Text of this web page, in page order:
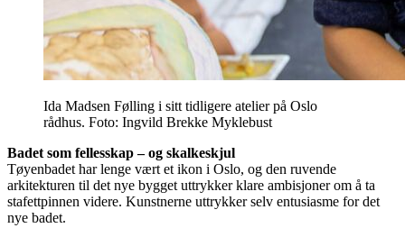
Ida Madsen Følling i sitt tidligere atelier på Oslo
rådhus. Foto: Ingvild Brekke Myklebust
Badet som fellesskap – og skalkeskjul
Tøyenbadet har lenge vært et ikon i Oslo, og den ruvende
arkitekturen til det nye bygget uttrykker klare ambisjoner om å ta
stafettpinnen videre. Kunstnerne uttrykker selv entusiasme for det
nye badet.